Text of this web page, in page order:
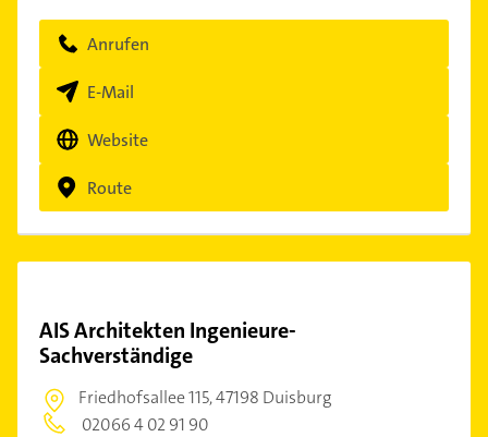
Anrufen
E-Mail
Website
Route
AIS Architekten Ingenieure-
Sachverständige
Friedhofsallee 115,47198 Duisburg
02066 4 02 91 90